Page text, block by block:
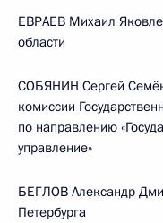
ЕВРАЕВ Михаил
области
СОБЯНИН Сергей
комиссии
по направлению
управление»
БЕГЛОВ Александр
Петербурга